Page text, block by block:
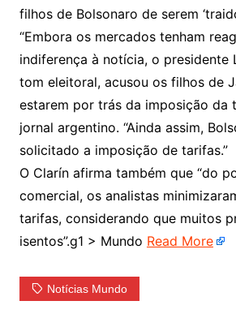
filhos de Bolsonaro de serem
“Embora os mercados tenham
indiferença à notícia, o presidente
tom eleitoral, acusou os filhos de
estarem por trás da imposição da
jornal argentino. “Ainda assim,
solicitado a imposição de tarifas.”
O Clarín afirma também que “do
comercial, os analistas
tarifas, considerando que muitos
isentos”.g1 > Mundo Read More
Notícias Mundo